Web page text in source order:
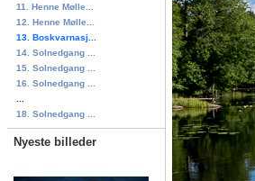
11. Henne Mølle...
12. Henne Mølle...
13. Boskvarnasj...
14. Solnedgang ...
15. Solnedgang ...
16. Solnedgang ...
18. Solnedgang ...
Nyeste billeder